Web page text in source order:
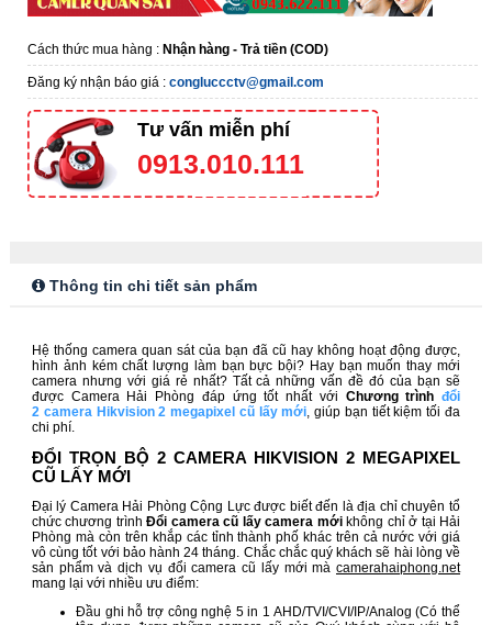
Cách thức mua hàng : Nhận hàng - Trả tiền (COD)
Đăng ký nhận báo giá : congluccctv@gmail.com
Tư vấn miễn phí
0913.010.111
Thông tin chi tiết sản phẩm
Hệ thống camera quan sát của bạn đã cũ hay không hoạt động được,
hình ảnh kém chất lượng làm bạn bực bội? Hay bạn muốn thay mới
camera nhưng với giá rẻ nhất? Tất cả những vấn đề đó của bạn sẽ
được Camera Hải Phòng đáp ứng tốt nhất với Chương trình đổi
2 camera Hikvision 2 megapixel cũ lấy mới, giúp bạn tiết kiệm tối đa
chi phí.
ĐỔI TRỌN BỘ 2 CAMERA HIKVISION 2 MEGAPIXEL
CŨ LẤY MỚI
Đại lý Camera Hải Phòng Cộng Lực được biết đến là địa chỉ chuyên tổ
chức chương trìnhĐổi camera cũ lấy camera mớikhông chỉ ở tại Hải
Phòng mà còn trên khắp các tỉnh thành phố khác trên cả nước với giá
vô cùng tốt với bảo hành 24 tháng. Chắc chắc quý khách sẽ hài lòng về
sản phẩm và dịch vụ đổi camera cũ lấy mới mà camerahaiphong.net
mang lại với nhiều ưu điểm:
Đầu ghi hỗ trợ công nghệ 5 in 1 AHD/TVI/CVI/IP/Analog (Có thể